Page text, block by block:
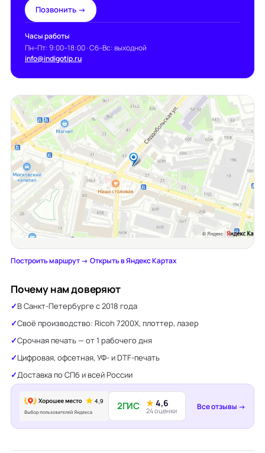
Позвонить →
Часы работы
Пн–Пт: 9:00–18:00 · Сб–Вс: выходной
info@indigotip.ru
Построить маршрут →·Открыть в Яндекс Картах
Почему нам доверяют
В Санкт-Петербурге с 2018 года
Своё производство: Ricoh 7200X, плоттер, лазер
Срочная печать — от 1 рабочего дня
Цифровая, офсетная, УФ- и DTF-печать
Доставка по СПб и всей России
2ГИС ★4,6
24 оценки Все отзывы →